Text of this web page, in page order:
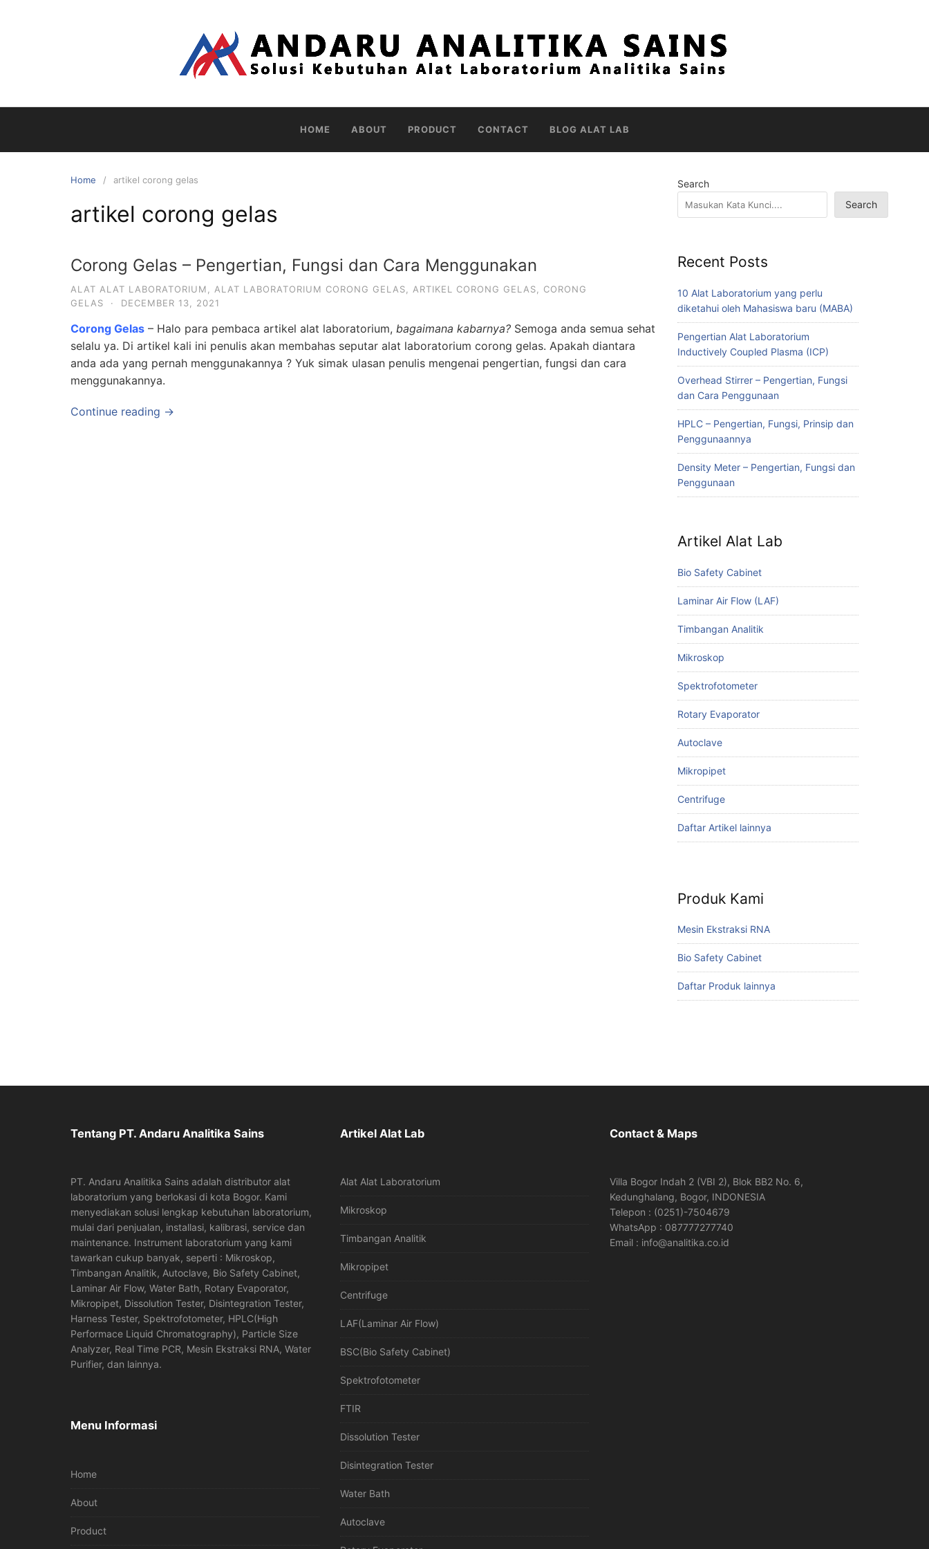
HOME ABOUT PRODUCT CONTACT BLOG ALAT LAB
Home artikel corong gelas
artikel corong gelas
Corong Gelas – Pengertian, Fungsi dan Cara Menggunakan
ALAT ALAT LABORATORIUM ALAT LABORATORIUM CORONG GELAS ARTIKEL CORONG GELAS
CORONG
GELAS
· DECEMBER 13, 2021
Corong Gelas – Halo para pembaca artikel alat laboratorium, bagaimana kabarnya? Semoga anda semua sehat
selalu ya. Di artikel kali ini penulis akan membahas seputar alat laboratorium corong gelas. Apakah diantara
anda ada yang pernah menggunakannya ? Yuk simak ulasan penulis mengenai pengertian, fungsi dan cara
menggunakannya.
Continue reading →
Search
Search
Recent Posts
10 Alat Laboratorium yang perlu
diketahui oleh Mahasiswa baru (MABA)
Pengertian Alat Laboratorium
Inductively Coupled Plasma (ICP)
Overhead Stirrer – Pengertian, Fungsi
dan Cara Penggunaan
HPLC – Pengertian, Fungsi, Prinsip dan
Penggunaannya
Density Meter – Pengertian, Fungsi dan
Penggunaan
Artikel Alat Lab
Bio Safety Cabinet
Laminar Air Flow (LAF)
Timbangan Analitik
Mikroskop
Spektrofotometer
Rotary Evaporator
Autoclave
Mikropipet
Centrifuge
Daftar Artikel lainnya
Produk Kami
Mesin Ekstraksi RNA
Bio Safety Cabinet
Daftar Produk lainnya
Tentang PT. Andaru Analitika Sains
PT. Andaru Analitika Sains adalah distributor alat
laboratorium yang berlokasi di kota Bogor. Kami
menyediakan solusi lengkap kebutuhan laboratorium,
mulai dari penjualan, installasi, kalibrasi, service dan
maintenance. Instrument laboratorium yang kami
tawarkan cukup banyak, seperti : Mikroskop,
Timbangan Analitik, Autoclave, Bio Safety Cabinet,
Laminar Air Flow, Water Bath, Rotary Evaporator,
Mikropipet, Dissolution Tester, Disintegration Tester,
Harness Tester, Spektrofotometer, HPLC(High
Performace Liquid Chromatography), Particle Size
Analyzer, Real Time PCR, Mesin Ekstraksi RNA, Water
Purifier, dan lainnya.
Menu Informasi
Home
About
Product
Artikel Alat Lab
Alat Alat Laboratorium
Mikroskop
Timbangan Analitik
Mikropipet
Centrifuge
LAF(Laminar Air Flow)
BSC(Bio Safety Cabinet)
Spektrofotometer
FTIR
Dissolution Tester
Disintegration Tester
Water Bath
Autoclave
Contact & Maps
Villa Bogor Indah 2 (VBI 2), Blok BB2 No. 6,
Kedunghalang, Bogor, INDONESIA
Telepon : (0251)-7504679
WhatsApp : 087777277740
Email : info@analitika.co.id